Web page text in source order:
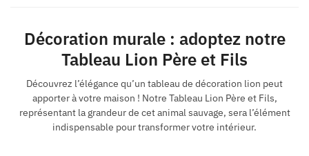
Décoration murale : adoptez notre
Tableau Lion Père et Fils
Découvrez l’élégance qu’un tableau de décoration lion peut
apporter à votre maison ! Notre Tableau Lion Père et Fils,
représentant la grandeur de cet animal sauvage, sera l’élément
indispensable pour transformer votre intérieur.